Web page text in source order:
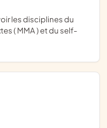
( MMA ) et du self-